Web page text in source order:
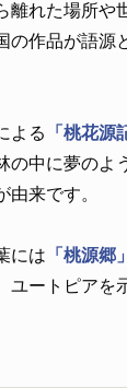
離れた場所や
の作品が語源
よる 「桃花源
の中に夢のよ
由来です。
には 「桃源郷」
ユートピアを